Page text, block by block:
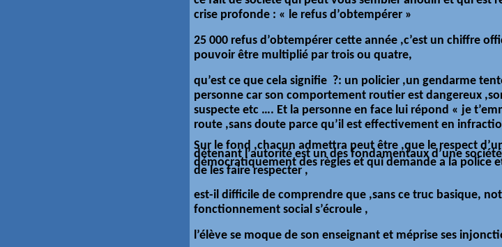
crise profonde : « le refus d’obtempérer »
25 000 refus d’obtempérer cette année ,c’est un chiffre
pouvoir être multiplié par trois ou quatre,
qu’est ce que cela signifie ?: un policier ,un gendarme
personne car son comportement routier est dangereux
suspecte etc …. Et la personne en face lui répond « je
route ,sans doute parce qu’il est effectivement en
Sur le fond ,chacun admettra peutêtre ,que le respect
détenant l’autorité est un des fondamentaux d’une société
démocratiquement des règles et qui demande a la police
de les faire respecter ,
est-il difficile de comprendre que ,sans ce truc basique,
fonctionnement social s’écroule ,
l’élève se moque de son enseignant et méprise ses